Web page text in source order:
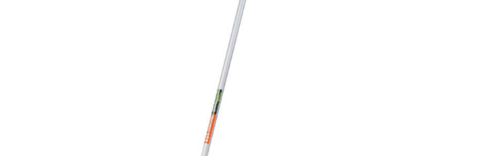
Расходные материалы и оснастка